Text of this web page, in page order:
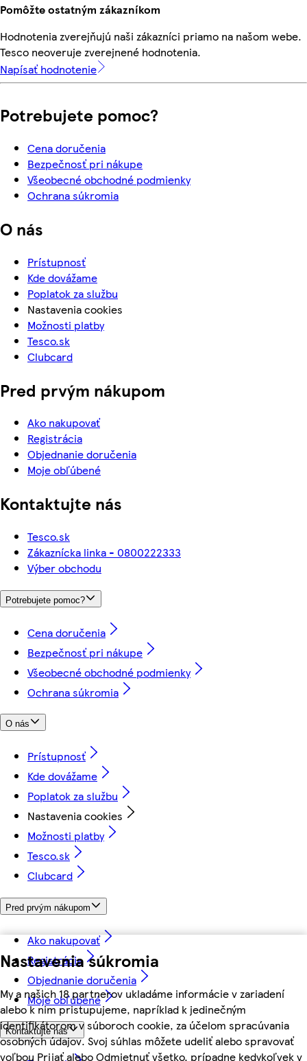
Nastavenia súkromia
My a našich 18 partnerov ukladáme informácie v zariadení
alebo k nim pristupujeme, napríklad k jedinečným
identifikátorom v súboroch cookie, za účelom spracúvania
osobných údajov. Svoj súhlas môžete udeliť alebo spravovať
voľbou Prijať alebo Odmietnuť všetko, prípadne kedykoľvek v
Pomôžte ostatným zákazníkom
Hodnotenia zverejňujú naši zákazníci priamo na našom webe.
Tesco neoveruje zverejnené hodnotenia.
Napísať hodnotenie
Potrebujete pomoc?
Cena doručenia
Bezpečnosť pri nákupe
Všeobecné obchodné podmienky
Ochrana súkromia
O nás
Prístupnosť
Kde dovážame
Poplatok za službu
Nastavenia cookies
Možnosti platby
Tesco.sk
Clubcard
Pred prvým nákupom
Ako nakupovať
Registrácia
Objednanie doručenia
Moje obľúbené
Kontaktujte nás
Tesco.sk
Zákaznícka linka - 0800222333
Výber obchodu
Potrebujete pomoc?
Cena doručenia
Bezpečnosť pri nákupe
Všeobecné obchodné podmienky
Ochrana súkromia
O nás
Prístupnosť
Kde dovážame
Poplatok za službu
Nastavenia cookies
Možnosti platby
Tesco.sk
Clubcard
Pred prvým nákupom
Ako nakupovať
Registrácia
Objednanie doručenia
Moje obľúbené
Kontaktujte nás